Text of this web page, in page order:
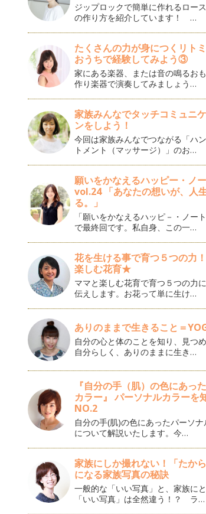
ジップロックで簡単に作れるロー
の作り方を紹介しています！ …
たくさんの力が身につくリト
おうちで経験してみよう③
家にある楽器、または音の鳴るお
作り楽器で演奏してみましょう…
家族みんなでタッチコミュニ
ンをしよう！
今回は家族みんなでつながる「ハ
トメント（マッサージ）」のお…
願いをかなえるハッピー・ノ
vol.24 「あなたの想いが、人
る。」
「願いをかなえるハッピ－・ノー
で最終回です。私自身、この一…
花を生ける事で育つ５つの力
楽しむ花育★
ママと楽しむ花育で育つ５つの力
伝えします。お花って単に生け…
ありのままで生きること＝
自分の心と体のことを知り、見つ
自分らしく、ありのままに生き…
『自分の手（肌）の色にあっ
カラー』 パーソナルカラーを
NO.2
自分の手(肌)の色にあったパーソナ
について解説いたします。今…
家族にしか撮れない！「たから
になる家族写真の秘訣
一般的な「いい写真」と、家族に
「いい写真」は全然違う！？ ラ…